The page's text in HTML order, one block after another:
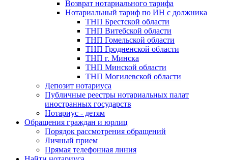
Возврат нотариального тарифа
Нотариальный тариф по ИН с должника
ТНП Брестской области
ТНП Витебской области
ТНП Гомельской области
ТНП Гродненской области
ТНП г. Минска
ТНП Минской области
ТНП Могилевской области
Депозит нотариуса
Публичные реестры нотариальных палат
иностранных государств
Нотариус - детям
Обращения граждан и юрлиц
Порядок рассмотрения обращений
Личный прием
Прямая телефонная линия